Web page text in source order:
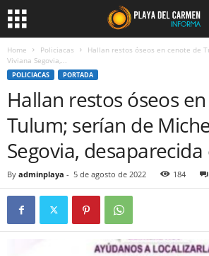
Home Policiacas
Hallan restos óseos en cenote de
Viviana Segovia,...
POLICIACAS PORTADA
Hallan restos óseos
Tulum; serían de
Segovia,
By adminplaya - 5 de agosto de 2022 184